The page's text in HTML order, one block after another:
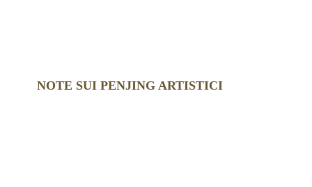
NOTE SUI PENJING ARTISTICI